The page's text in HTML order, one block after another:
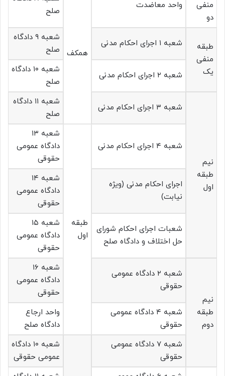
منفی
دو
واحد معاضدت
همکف
صلح
طبقه
منفی
یک
شعبه ۱ اجرای احکام مدنی
شعبه ۹ دادگاه
صلح
شعبه ۲ اجرای احکام مدنی
شعبه ۱۰ دادگاه
صلح
نیم
طبقه
اول
شعبه ۳ اجرای احکام مدنی
شعبه ۱۱ دادگاه
صلح
شعبه ۴ اجرای احکام مدنی
طبقه
اول
شعبه ۱۳
دادگاه عمومی
حقوقی
اجرای احکام مدنی (ویژه
نیابت)
شعبه ۱۴
دادگاه عمومی
حقوقی
شعبات اجرای احکام شورای
حل اختلاف و دادگاه صلح
شعبه ۱۵
دادگاه عمومی
حقوقی
نیم
طبقه
دوم
شعبه ۲ دادگاه عمومی
حقوقی
شعبه ۱۶
دادگاه عمومی
حقوقی
شعبه ۴ دادگاه عمومی
حقوقی
واحد ارجاع
دادگاه صلح
شعبه ۷ دادگاه عمومی
حقوقی
شعبه ۱۰ دادگاه
عمومی حقوقی